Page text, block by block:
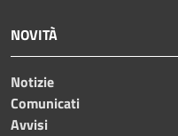
NOVITÀ
Notizie
Comunicati
Avvisi